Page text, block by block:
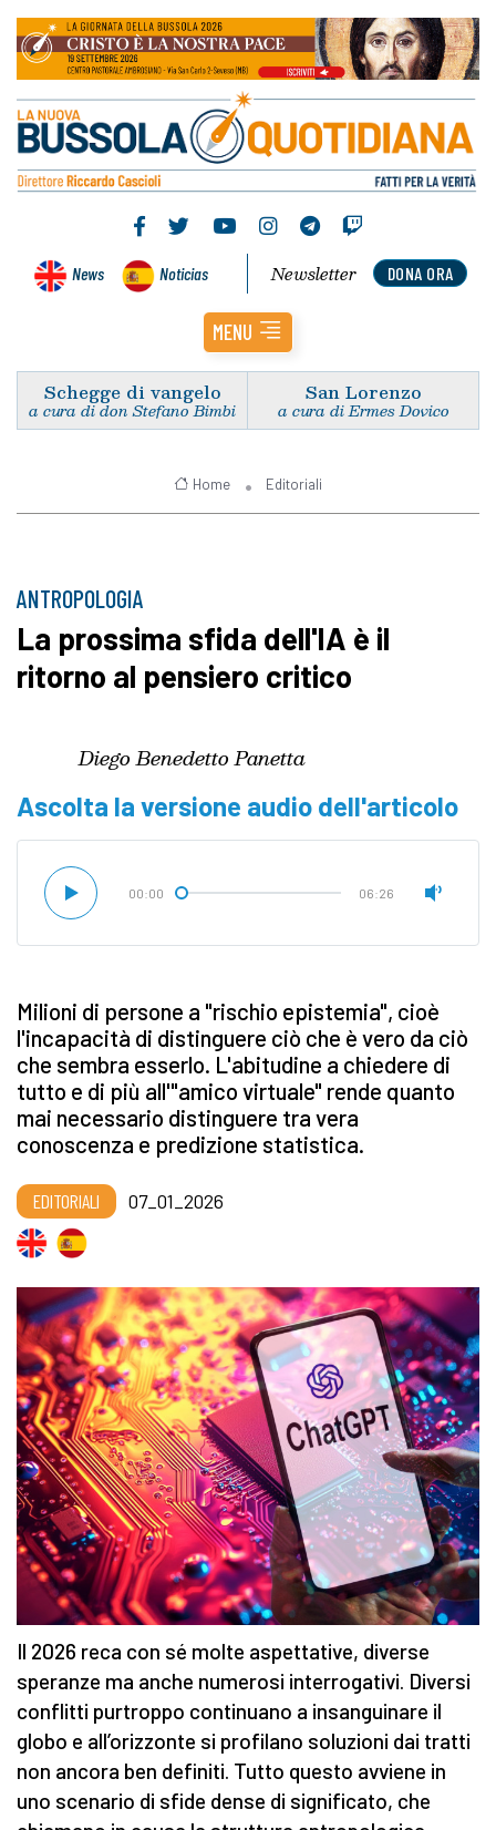
News Noticias DONA ORA
Newsletter
MENU
Schegge di vangelo
a cura di don Stefano Bimbi
San Lorenzo
a cura di Ermes Dovico
Home Editoriali
ANTROPOLOGIA
La prossima sfida dell'IA è il
ritorno al pensiero critico
Diego Benedetto Panetta
Ascolta la versione audio dell'articolo
00:00 06:26
Milioni di persone a "rischio epistemia", cioè
l'incapacità di distinguere ciò che è vero da ciò
che sembra esserlo. L'abitudine a chiedere di
tutto e di più all'"amico virtuale" rende quanto
mai necessario distinguere tra vera
conoscenza e predizione statistica.
EDITORIALI 07_01_2026
Il 2026 reca con sé molte aspettative, diverse
speranze ma anche numerosi interrogativi. Diversi
conflitti purtroppo continuano a insanguinare il
globo e all’orizzonte si profilano soluzioni dai tratti
non ancora ben definiti. Tutto questo avviene in
uno scenario di sfide dense di significato, che